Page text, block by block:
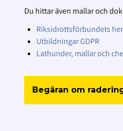
Du hittar även mallar och
Riksidrottsförbundets
Utbildningar GDPR
Lathunder, mallar och
Begäran om